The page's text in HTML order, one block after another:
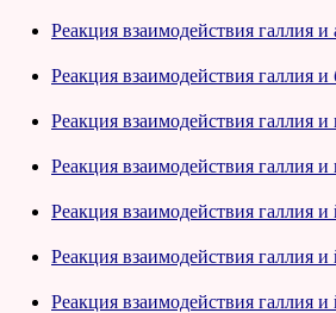
Реакция взаимодействия галлия и
Реакция взаимодействия галлия и
Реакция взаимодействия галлия
Реакция взаимодействия галлия
Реакция взаимодействия галлия и
Реакция взаимодействия галлия и
Реакция взаимодействия галлия и